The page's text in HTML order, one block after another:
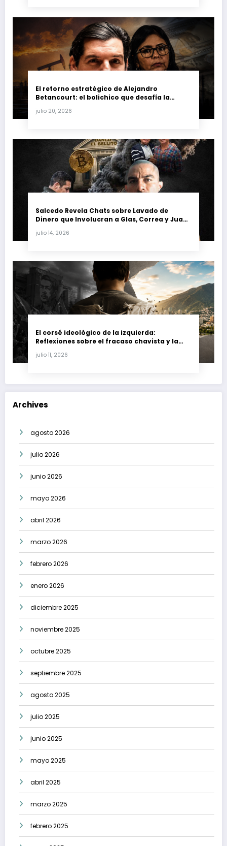
El retorno estratégico de Alejandro
Betancourt: el bolichico que desafía la
petrolera venezolana
julio 20, 2026
Salcedo Revela Chats sobre Lavado de
Dinero que Involucran a Glas, Correa y Juan
julio 14, 2026
El corsé ideológico de la izquierda:
Reflexiones sobre el fracaso chavista y la
julio 11, 2026
Archives
agosto 2026
julio 2026
junio 2026
mayo 2026
abril 2026
marzo 2026
febrero 2026
enero 2026
diciembre 2025
noviembre 2025
octubre 2025
septiembre 2025
agosto 2025
julio 2025
junio 2025
mayo 2025
abril 2025
marzo 2025
febrero 2025